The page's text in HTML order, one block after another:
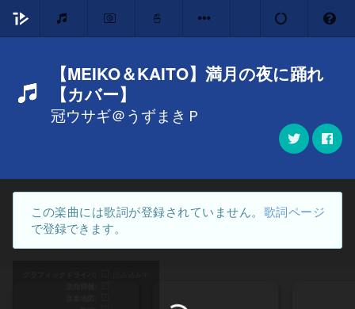
【MEIKO＆KAITO】満月の夜に踊れ
【カバー】
冠ウサギ＠うずまきＰ
この楽曲には歌詞が登録されていません。 歌詞ページ
で登録できます。